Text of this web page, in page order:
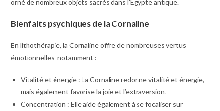
orné de nombreux objets sacrés dans l’Égypte antique.
Bienfaits psychiques de la Cornaline
En lithothérapie, la Cornaline offre de nombreuses vertus
émotionnelles, notamment :
Vitalité et énergie : La Cornaline redonne vitalité et énergie,
mais également favorise la joie et l’extraversion.
Concentration : Elle aide également à se focaliser sur